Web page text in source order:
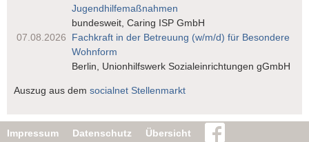
Jugendhilfemaßnahmen
bundesweit, Caring ISP GmbH
07.08.2026
Fachkraft in der Betreuung (w/m/d) für Besondere
Wohnform
Berlin, Unionhilfswerk Sozialeinrichtungen gGmbH
Auszug aus dem socialnet Stellenmarkt
Impressum Datenschutz Übersicht